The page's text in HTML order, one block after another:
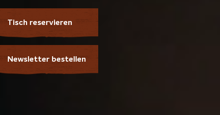
Tisch reservieren
Newsletter bestellen